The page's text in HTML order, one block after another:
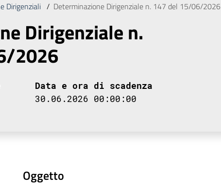
Dirigenziali / Determinazione Dirigenziale n. 147 del 15/06/2026
Dirigenziale n.
2026
Data e ora di scadenza
30.06.2026 00:00:00
Oggetto